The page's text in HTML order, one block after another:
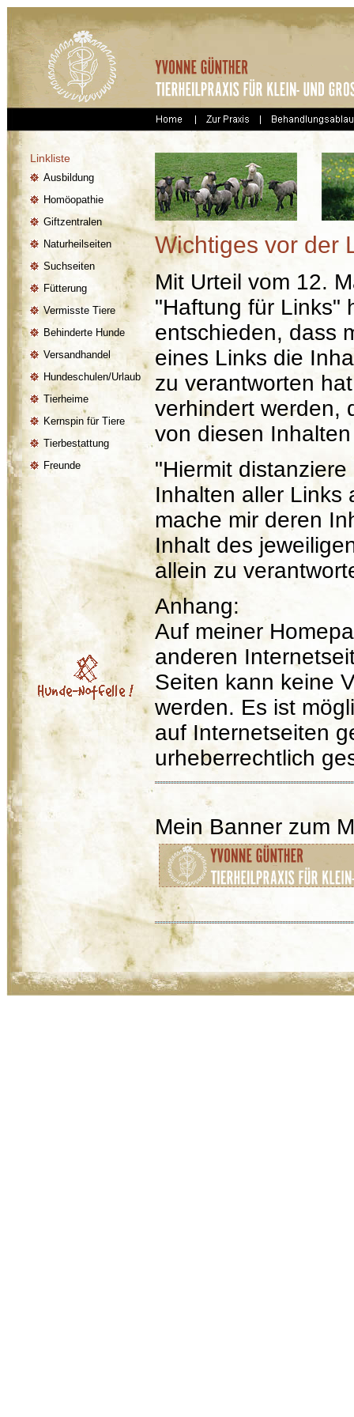
Linkliste
Ausbildung
Homöopathie
Giftzentralen
Naturheilseiten
Suchseiten
Fütterung
Vermisste Tiere
Behinderte Hunde
Versandhandel
Hundeschulen/Urlaub
Tierheime
Kernspin für Tiere
Tierbestattung
Freunde
Wichtiges vor der
Mit Urteil vom 12.
"Haftung für Links"
entschieden, dass
eines Links die
zu verantworten
verhindert werden,
von diesen
"Hiermit
Inhalten aller Links
mache mir deren
Inhalt des
allein zu
Anhang:
Auf meiner
anderen
Seiten kann keine
werden. Es ist
auf Internetseiten
urheberrechtlich
Mein Banner zum